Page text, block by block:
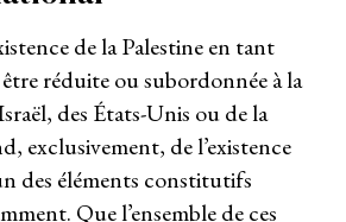
de la Palestine en tant
réduite ou subordonnée à la
des États-Unis ou de la
exclusivement, de l’existence
des éléments constitutifs
Que l’ensemble de ces